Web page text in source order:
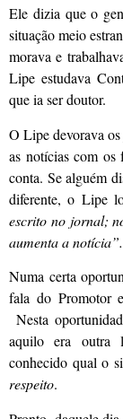
Ele dizia que o
situação meio
morava e
Lipe estudava
que ia ser doutor.
O Lipe devorava
as notícias com os
conta. Se alguém
diferente, o Lipe
escrito no jornal;
aumenta a notícia”.
Numa certa
fala do Promotor
Nesta
aquilo era outra
conhecido qual o
respeito.